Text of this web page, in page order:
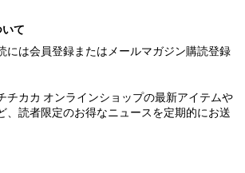
て
には会員登録またはメールマガジン購読登録
チカカ オンラインショップの最新アイテムや
、読者限定のお得なニュースを定期的にお送